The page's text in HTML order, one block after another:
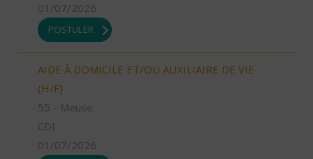
01/07/2026
POSTULER
AIDE À DOMICILE ET/OU AUXILIAIRE DE VIE
(H/F)
55 - Meuse
CDI
01/07/2026